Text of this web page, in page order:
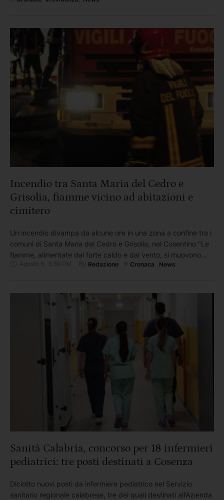
Incendio tra Santa Maria del Cedro e
Grisolia, fiamme vicino ad abitazioni e
cimitero
Un incendio divampa da alcune ore in una zona a confine tra i
comuni di Santa Maria del Cedro e Grisolia, nel Cosentino "Le
fiamme, alimentate dal forte caldo e dal vento, si muovono
rapidamente lungo alcuni versanti collinari dove si trovano
Redazione Cronaca News
Sanità Calabria, concorso per 18 infermieri
pediatrici: tre posti destinati a Cosenza
Diciotto nuovi posti da infermiere pediatrico nel Servizio
sanitario regionale calabrese, tre dei quali destinati all’Azienda